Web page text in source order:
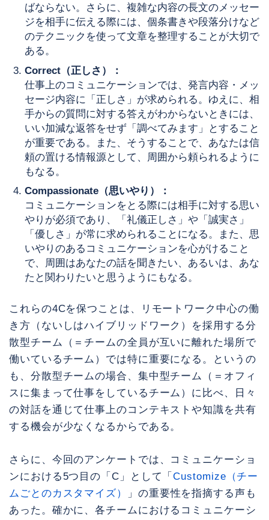
ばならない。さらに、複雑な内容の長文のメッセー
ジを相手に伝える際には、個条書きや段落分けなど
のテクニックを使って文章を整理することが大切で
ある。
Correct（正しさ）：
仕事上のコミュニケーションでは、発言内容・メッ
セージ内容に「正しさ」が求められる。ゆえに、相
手からの質問に対する答えがわからないときには、
いい加減な返答をせず「調べてみます」とすること
が重要である。また、そうすることで、あなたは信
頼の置ける情報源として、周囲から頼られるように
もなる。
Compassionate（思いやり）：
コミュニケーションをとる際には相手に対する思い
やりが必須であり、「礼儀正しさ」や「誠実さ」
「優しさ」が常に求められることになる。また、思
いやりのあるコミュニケーションを心がけること
で、周囲はあなたの話を聞きたい、あるいは、あな
たと関わりたいと思うようにもなる。
これらの4Cを保つことは、リモートワーク中心の働
き方（ないしはハイブリッドワーク）を採用する分
散型チーム（＝チームの全員が互いに離れた場所で
働いているチーム）では特に重要になる。というの
も、分散型チームの場合、集中型チーム（＝オフィ
スに集まって仕事をしているチーム）に比べ、日々
の対話を通じて仕事上のコンテキストや知識を共有
する機会が少なくなるからである。
さらに、今回のアンケートでは、コミュニケーショ
ンにおける5つ目の「C」として「Customize（チー
ムごとのカスタマイズ）
」の重要性を指摘する声も
あった。確かに、各チームにおけるコミュニケーシ